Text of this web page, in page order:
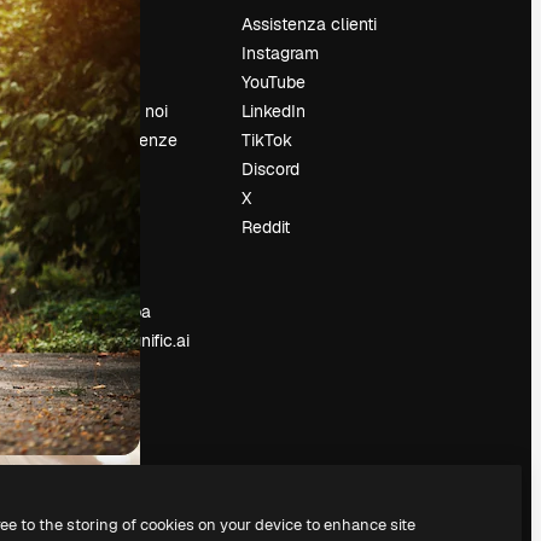
Prezzi
Chi siamo
Recensioni
Lavora con noi
Cerca tendenze
Blog
Slidesgo
Vendi i tuoi
contenuti
Sala stampa
Cerchi magnific.ai
Assistenza clienti
Instagram
YouTube
LinkedIn
TikTok
Discord
X
Reddit
to the storing of cookies on your device to enhance site